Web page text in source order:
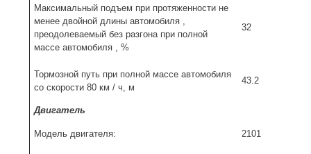
Максимальный подъем при протяженности не
менее двойной длины автомобиля ,
преодолеваемый без разгона при полной
массе автомобиля , %
32
Тормозной путь при полной массе автомобиля
со скоро­сти 80 км / ч, м
43.2
Двигатель
Модель двигателя: 2101